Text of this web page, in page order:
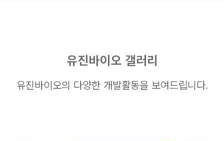
유진바이오 갤러리
유진바이오의 다양한 개발활동을 보여드립니다.